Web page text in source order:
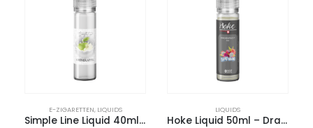
E-ZIGARETTEN, LIQUIDS
Simple Line Liquid 40ml – GRÜNER APFEL
LIQUIDS
Hoke Liquid 50ml – Drachenfrucht Ice “SHORTFILL“